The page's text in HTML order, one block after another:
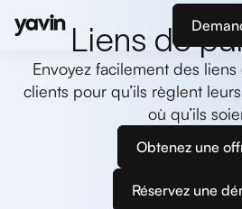
Liens de
Envoyez facilement des
clients pour qu’ils règlent
où qu’ils
Obtenez une
Réservez une